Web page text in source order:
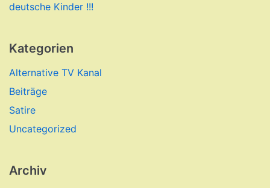
deutsche Kinder !!!
Kategorien
Alternative TV Kanal
Beiträge
Satire
Uncategorized
Archiv